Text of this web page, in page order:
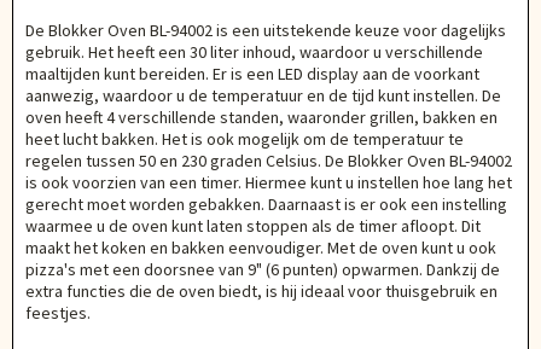
De Blokker Oven BL-94002 is een uitstekende keuze voor dagelijks
gebruik. Het heeft een 30 liter inhoud, waardoor u verschillende
maaltijden kunt bereiden. Er is een LED display aan de voorkant
aanwezig, waardoor u de temperatuur en de tijd kunt instellen. De
oven heeft 4 verschillende standen, waaronder grillen, bakken en
heet lucht bakken. Het is ook mogelijk om de temperatuur te
regelen tussen 50 en 230 graden Celsius. De Blokker Oven BL-94002
is ook voorzien van een timer. Hiermee kunt u instellen hoe lang het
gerecht moet worden gebakken. Daarnaast is er ook een instelling
waarmee u de oven kunt laten stoppen als de timer afloopt. Dit
maakt het koken en bakken eenvoudiger. Met de oven kunt u ook
pizza's met een doorsnee van 9" (6 punten) opwarmen. Dankzij de
extra functies die de oven biedt, is hij ideaal voor thuisgebruik en
feestjes.